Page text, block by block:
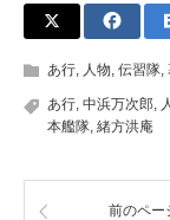
あ行 人物 伝習隊
あ行 中浜万次郎
本艦隊 緒方洪庵
前のペー